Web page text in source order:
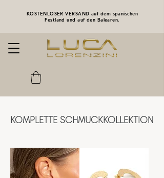
KOSTENLOSER VERSAND auf dem spanischen
Festland und auf den Balearen.
KOMPLETTE SCHMUCKKOLLEKTION